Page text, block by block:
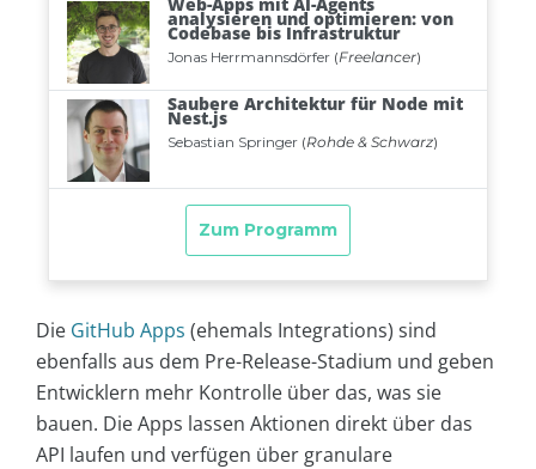
Die GitHub Apps (ehemals Integrations) sind
ebenfalls aus dem Pre-Release-Stadium und geben
Entwicklern mehr Kontrolle über das, was sie
bauen. Die Apps lassen Aktionen direkt über das
API laufen und verfügen über granulare